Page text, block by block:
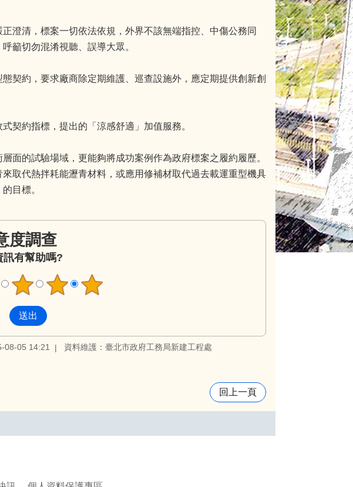
澄清，標案一切依法依規，外界不該無端指控、中傷公務同
籲切勿混淆視聽、誤導大眾。
契約，要求廠商除定期維護、巡查設施外，應定期提供創新創
契約指標，提出的「涼感舒適」加值服務。
面的試驗場域，更能夠將成功案例作為政府標案之履約履歷。
取代熱拌耗能瀝青材料，或應用修補材取代過去載運重型機具
目標。
度調查
訊有幫助嗎?
08-05 14:21
資料維護：臺北市政府工務局新建工程處
回上一頁